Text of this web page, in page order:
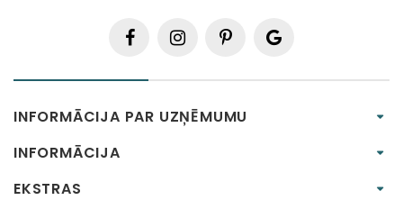
INFORMĀCIJA PAR UZŅĒMUMU
INFORMĀCIJA
EKSTRAS